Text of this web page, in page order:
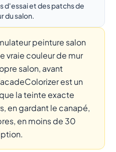
d'essai et des patchs de
du salon.
peinture salon
vraie couleur de mur
salon, avant
est un
la teinte exacte
en gardant le canapé,
en moins de 30